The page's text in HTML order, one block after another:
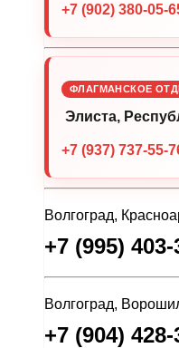
+7 (902) 380-05-
ФЛАГМАНСКОЕ
Элиста,
+7 (937) 737-55-
Волгоград,
+7 (995) 403-
Волгоград,
+7 (904) 428-